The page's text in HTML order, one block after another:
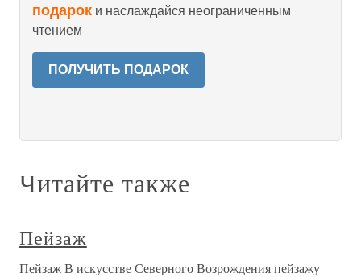
подарок и наслаждайся неограниченным
чтением
ПОЛУЧИТЬ ПОДАРОК
Читайте также
Пейзаж
Пейзаж В искусстве Северного Возрождения пейзажу